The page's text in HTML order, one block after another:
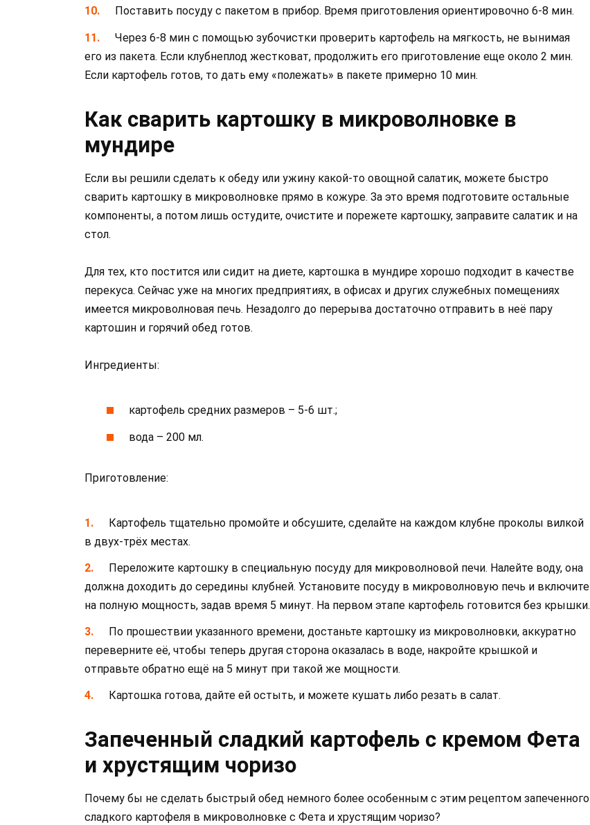
Поставить посуду с пакетом в прибор. Время приготовления ориентировочно 6-8 мин.
Через 6-8 мин с помощью зубочистки проверить картофель на мягкость, не вынимая
его из пакета. Если клубнеплод жестковат, продолжить его приготовление еще около 2 мин.
Если картофель готов, то дать ему «полежать» в пакете примерно 10 мин.
Как сварить картошку в микроволновке в
мундире
Если вы решили сделать к обеду или ужину какой-то овощной салатик, можете быстро
сварить картошку в микроволновке прямо в кожуре. За это время подготовите остальные
компоненты, а потом лишь остудите, очистите и порежете картошку, заправите салатик и на
стол.
Для тех, кто постится или сидит на диете, картошка в мундире хорошо подходит в качестве
перекуса. Сейчас уже на многих предприятиях, в офисах и других служебных помещениях
имеется микроволновая печь. Незадолго до перерыва достаточно отправить в неё пару
картошин и горячий обед готов.
Ингредиенты:
картофель средних размеров – 5-6 шт.;
вода – 200 мл.
Приготовление:
Картофель тщательно промойте и обсушите, сделайте на каждом клубне проколы вилкой
в двух-трёх местах.
Переложите картошку в специальную посуду для микроволновой печи. Налейте воду, она
должна доходить до середины клубней. Установите посуду в микроволновую печь и включите
на полную мощность, задав время 5 минут. На первом этапе картофель готовится без крышки.
По прошествии указанного времени, достаньте картошку из микроволновки, аккуратно
переверните её, чтобы теперь другая сторона оказалась в воде, накройте крышкой и
отправьте обратно ещё на 5 минут при такой же мощности.
Картошка готова, дайте ей остыть, и можете кушать либо резать в салат.
Запеченный сладкий картофель с кремом Фета
и хрустящим чоризо
Почему бы не сделать быстрый обед немного более особенным с этим рецептом запеченного
сладкого картофеля в микроволновке с Фета и хрустящим чоризо?